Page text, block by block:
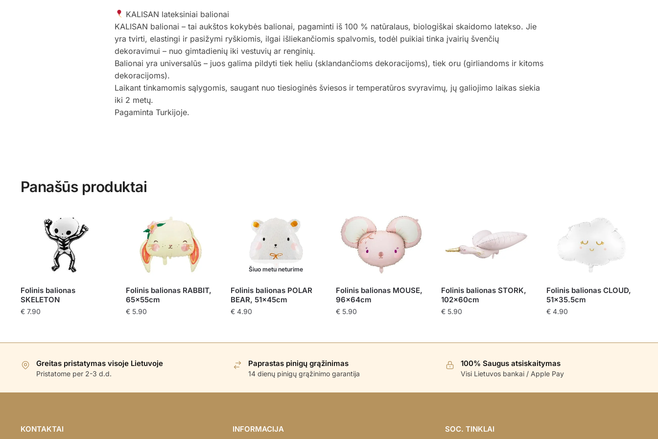
KALISAN lateksiniai balionai
KALISAN balionai – tai aukštos kokybės balionai, pagaminti iš 100 % natūralaus, biologiškai skaidomo latekso. Jie
yra tvirti, elastingi ir pasižymi ryškiomis, ilgai išliekančiomis spalvomis, todėl puikiai tinka įvairių švenčių
dekoravimui – nuo gimtadienių iki vestuvių ar renginių.
Balionai yra universalūs – juos galima pildyti tiek heliu (sklandančioms dekoracijoms), tiek oru (girliandoms ir kitoms
dekoracijoms).
Laikant tinkamomis sąlygomis, saugant nuo tiesioginės šviesos ir temperatūros svyravimų, jų galiojimo laikas siekia
iki 2 metų.
Pagaminta Turkijoje.
Panašūs produktai
Folinis balionas
SKELETON
€7.90
Folinis balionas RABBIT,
65x55cm
€5.90
Šiuo metu neturime
Folinis balionas POLAR
BEAR, 51x45cm
€ 4.90
Folinis balionas MOUSE,
96x64cm
€ 5.90
Folinis balionas STORK,
102x60cm
€ 5.90
Folinis balionas CLOUD,
51×35.5cm
€4.90
Greitas pristatymas visoje Lietuvoje
Pristatome per 2-3 d.d.
Paprastas pinigų grąžinimas
14 dienų pinigų grąžinimo garantija
100% Saugus atsiskaitymas
Visi Lietuvos bankai / Apple Pay
KONTAKTAI INFORMACIJA SOC. TINKLAI